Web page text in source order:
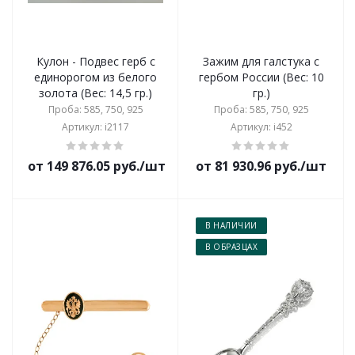
Кулон - Подвес герб с
единорогом из белого
золота (Вес: 14,5 гр.)
Проба: 585, 750, 925
Артикул: i2117
от 149 876.05 руб./шт
Зажим для галстука с
гербом России (Вес: 10
гр.)
Проба: 585, 750, 925
Артикул: i452
от 81 930.96 руб./шт
В НАЛИЧИИ
В ОБРАЗЦАХ